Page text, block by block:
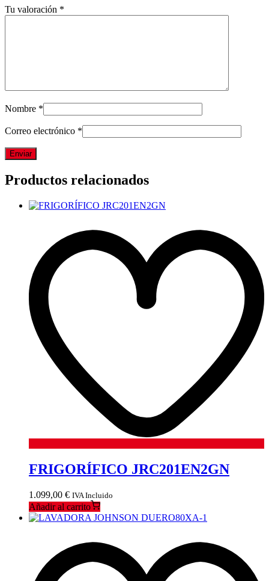
Tu valoración *
Nombre *
Correo electrónico *
Productos relacionados
FRIGORÍFICO JRC201EN2GN
1.099,00 € IVA Incluido
Añadir al carrito